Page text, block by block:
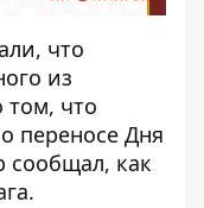
что
из
что
переносе Дня
сообщал, как
.